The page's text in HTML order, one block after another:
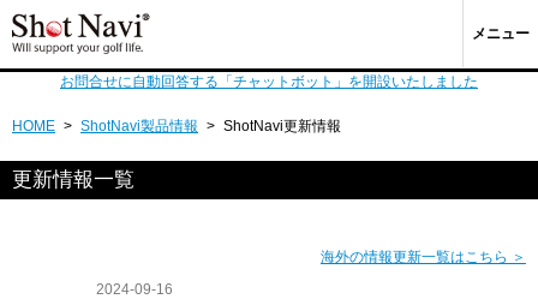
メニュー
お問合せに自動回答する「チャットボット」を開設いたしました
HOME > ShotNavi製品情報 > ShotNavi更新情報
更新情報一覧
海外の情報更新一覧はこちら ＞
2024-09-16